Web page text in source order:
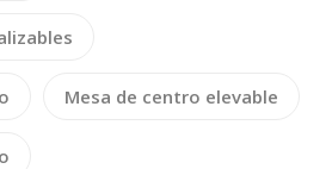
Mesa de centro elevable